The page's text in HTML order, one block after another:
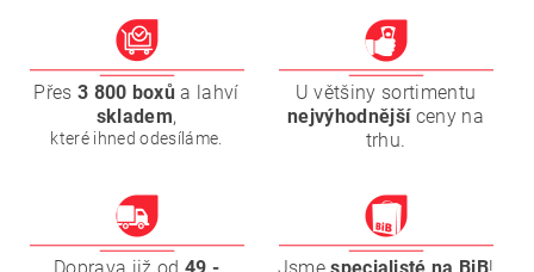
Přes 3 800 boxůa lahví
skladem,
které ihned odesíláme.
U většiny sortimentu
nejvýhodnější ceny na
trhu.